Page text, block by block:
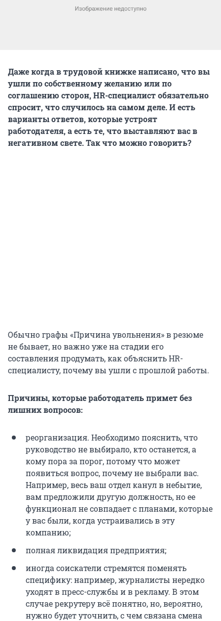
Даже когда в трудовой книжке написано, что вы
ушли по собственному желанию или по
соглашению сторон, HR-специалист обязательно
спросит, что случилось на самом деле. И есть
варианты ответов, которые устроят
работодателя, а есть те, что выставляют вас в
негативном свете. Так что можно говорить?
Обычно графы «Причина увольнения» в резюме
не бывает, но важно уже на стадии его
составления продумать, как объяснить HR-
специалисту, почему вы ушли с прошлой работы.
Причины, которые работодатель примет без
лишних вопросов:
реорганизация. Необходимо пояснить, что
руководство не выбирало, кто останется, а
кому пора за порог, потому что может
появиться вопрос, почему не выбрали вас.
Например, весь ваш отдел канул в небытие,
вам предложили другую должность, но ее
функционал не совпадает с планами, которые
у вас были, когда устраивались в эту
компанию;
полная ликвидация предприятия;
иногда соискатели стремятся поменять
специфику: например, журналисты нередко
уходят в пресс-службы и в рекламу. В этом
случае рекрутеру всё понятно, но, вероятно,
нужно будет уточнить, с чем связана смена